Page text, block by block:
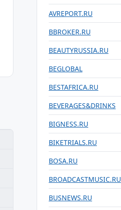
AVREPORT.RU
BBROKER.RU
BEAUTYRUSSIA.RU
BEGLOBAL
BESTAFRICA.RU
BEVERAGES&DRINKS
BIGNESS.RU
BIKETRIALS.RU
BOSA.RU
BROADCASTMUSIC.RU
BUSNEWS.RU